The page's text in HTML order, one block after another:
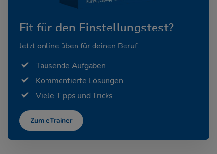
Fit für den Einstellungstest?
Jetzt online üben für deinen Beruf.
Tausende Aufgaben
Kommentierte Lösungen
Viele Tipps und Tricks
Zum eTrainer